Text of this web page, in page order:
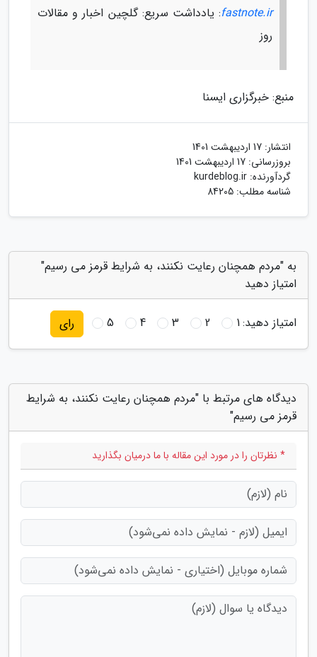
fastnote.ir: یادداشت سریع: گلچین اخبار و مقالات
روز
منبع: خبرگزاری ایسنا
انتشار: 17 اردیبهشت 1401
بروزرسانی: 17 اردیبهشت 1401
گردآورنده: kurdeblog.ir
شناسه مطلب: 84205
به "مردم همچنان رعایت نکنند، به شرایط قرمز می رسیم"
امتیاز دهید
امتیاز دهید:1
2
3
4
5 رای
دیدگاه های مرتبط با "مردم همچنان رعایت نکنند، به شرایط
قرمز می رسیم"
* نظرتان را در مورد این مقاله با ما درمیان بگذارید